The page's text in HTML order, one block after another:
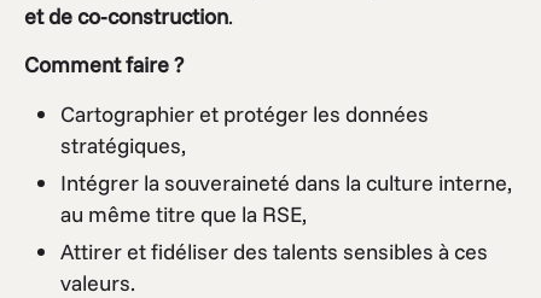
et de co-construction.
Comment faire ?
Cartographier et protéger les données
stratégiques,
Intégrer la souveraineté dans la culture interne,
au même titre que la RSE,
Attirer et fidéliser des talents sensibles à ces
valeurs.